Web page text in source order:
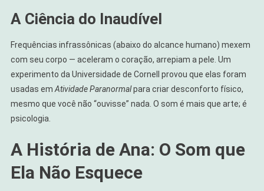
A Ciência do Inaudível
Frequências infrassônicas (abaixo do alcance humano) mexem
com seu corpo — aceleram o coração, arrepiam a pele. Um
experimento da Universidade de Cornell provou que elas foram
usadas em Atividade Paranormalpara criar desconforto físico,
mesmo que você não “ouvisse” nada. O som é mais que arte; é
psicologia.
A História de Ana: O Som que
Ela Não Esquece